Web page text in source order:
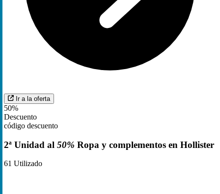
Ir a la oferta
50%
Descuento
código descuento
2ª Unidad al 50% Ropa y complementos en Hollister
61 Utilizado